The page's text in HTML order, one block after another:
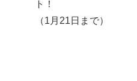
ト！
（1月21 日まで）